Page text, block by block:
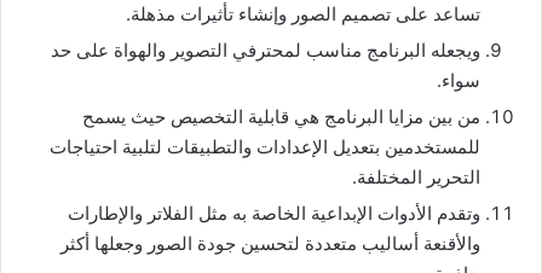
تساعد على تصميم الصور وإنشاء تأثيرات مذهلة.
ويجعله البرنامج مناسب لمحترفي التصوير والهواة على حد
سواء.
من بين مزايا البرنامج هي قابلية التخصيص حيث يسمح
للمستخدمين بتعديل الإعدادات والتطبيقات لتلبية احتياجات
التحرير المختلفة.
وتقدم الأدوات الإبداعية الخاصة به مثل الفلاتر والإطارات
والأقنعة أساليب متعددة لتحسين جودة الصور وجعلها أكثر